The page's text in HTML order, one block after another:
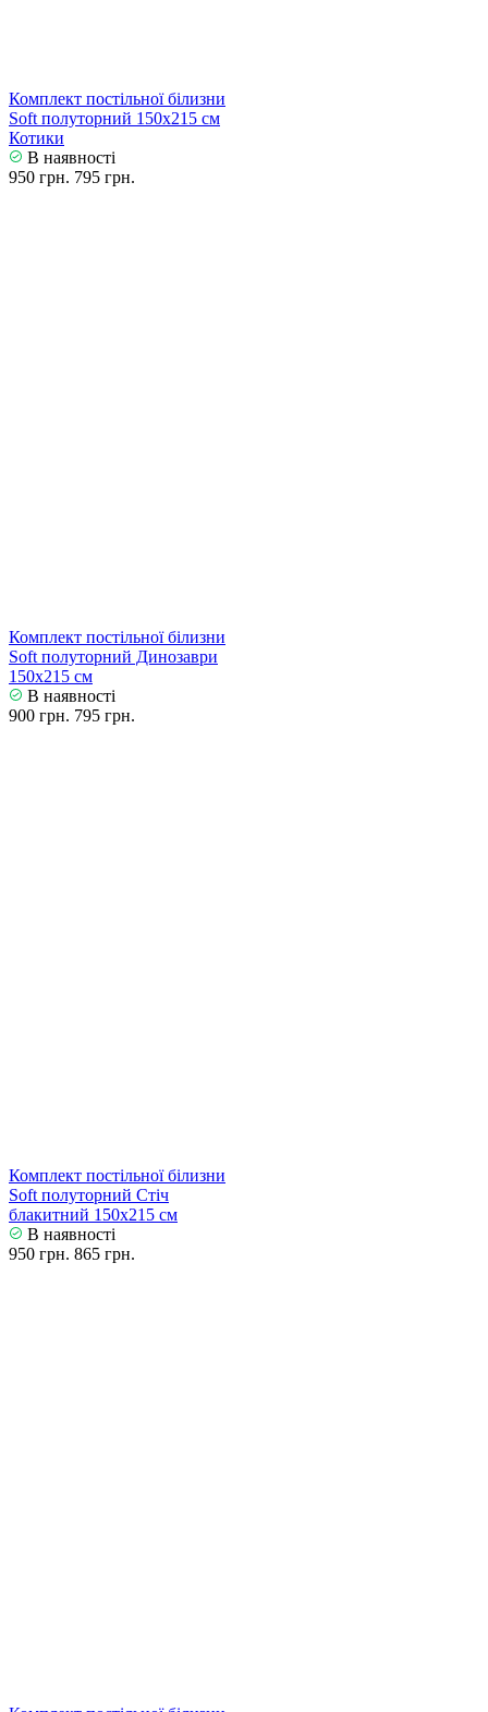
Комплект постільної білизни
Soft полуторний 150х215 см
Котики
В наявності
950 грн. 795 грн.
Комплект постільної білизни
Soft полуторний Динозаври
150х215 см
В наявності
900 грн. 795 грн.
Комплект постільної білизни
Soft полуторний Стіч
блакитний 150х215 см
В наявності
950 грн. 865 грн.